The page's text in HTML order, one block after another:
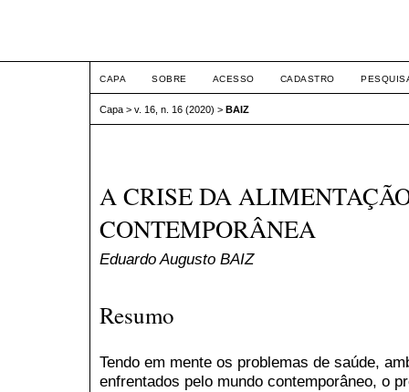
CAPA SOBRE ACESSO CADASTRO
Capa > v. 16, n. 16 (2020) > BAIZ
A CRISE DA
CONTEMPORÂNEA
Eduardo Augusto BAIZ
Resumo
Tendo em mente os problemas de saúde,
enfrentados pelo mundo contemporâneo, o